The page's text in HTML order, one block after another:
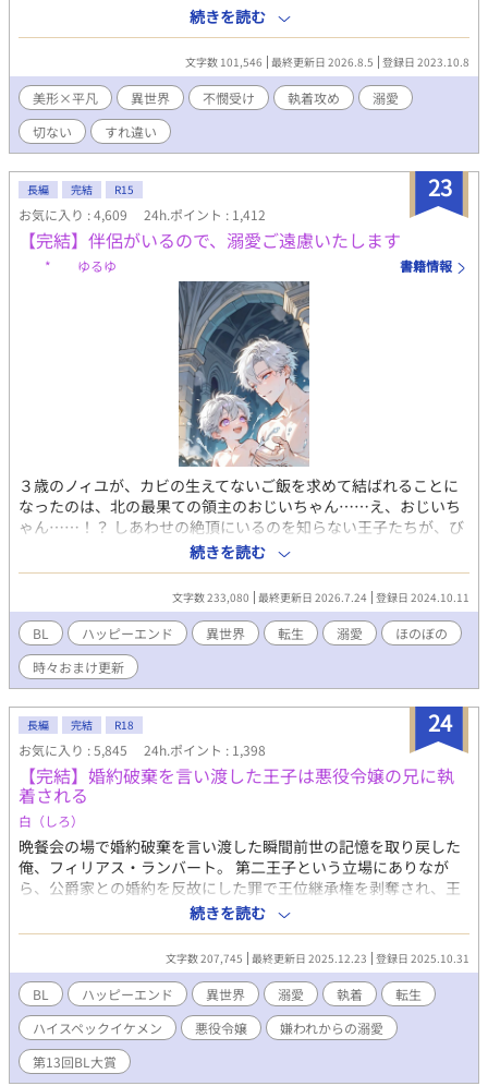
嫁いだウェストリン国では四年間幽閉されていた。ある日クーデ
ターの混乱の中で『忘れられた王子』として再び日の目をみるこ
とに。前国王の側室だった彼は存在を持て余された末、冷徹で無
口な第二王子バージルの妃として再婚を命じられる。そんなバー
ジルが、なぜかカシュアに不器用な優しさを向けるのは、かつて
妖精物語に恋した少年だったから。傷だらけの再婚から始まる二
人の行く末は……。
続きを読む
文字数 101,546 最終更新日 2026.8.5 登録日 2023.10.8
美形×平凡 異世界 不憫受け 執着攻め
溺愛
切ない
すれ違い
23
長編 完結 R15
お気に入り : 4,609 24h.ポイント : 1,412
【完結】伴侶がいるので、溺愛ご遠慮いたします
* ゆるゆ 書籍情報
３歳のノィユが、カビの生えてないご飯を求めて結ばれることに
なったのは、北の最果ての領主のおじいちゃん……え、おじいち
ゃん……！？ しあわせの絶頂にいるのを知らない王子たちが、び
っくりして憐れんで溺愛してくれそうなのですが、結構です！ め
ちゃくちゃかっこよくて可愛い伴侶がいますので！ 本編完結済。
おまけのお話を時々更新したりしています。 皆さまの応援のおか
げで『もふもふ獣人に転生したら、最愛の推しに溺愛されていま
す』書籍化、心から、ありがとうございます！ ふたりの動画をつ
くりました！ もしよかったら、プロフのwebサイトからどうぞで
す！ 表紙や動画にはAIを使っていますが、小説にはAIを使ってお
りません
続きを読む
文字数 233,080 最終更新日 2026.7.24 登録日 2024.10.11
BL ハッピーエンド 異世界 転生 溺愛
ほのぼの
時々おまけ更新
24
長編 完結 R18
お気に入り : 5,845 24h.ポイント : 1,398
【完結】婚約破棄を言い渡した王子は悪役令嬢の兄に執
着される
白（しろ）
晩餐会の場で婚約破棄を言い渡した瞬間前世の記憶を取り戻した
俺、フィリアス・ランバート。 第二王子という立場にありなが
ら、公爵家との婚約を反故にした罪で王位継承権を剥奪され、王
族の籍からも抜かれてしまった。 以前の俺なら怒り狂って暴れた
だろうが、前世である「畑中陽一」の記憶のおかげで、全てのこ
とをきちんと受け止められるようになった。 そして王都にいるこ
とすら許されなくなった俺は、悪役令嬢の兄であるリュシアン・
フォークナーが治める領地で監視されることとなった。 「あなた
はなにもしなくていいのです」 リュシアンにはそう言われたが、
前世日本人の血が働かざるもの食うべからずと訴えてくる……！
そんなこんなで仕事を見つけ出したフィリアスの今までとは違う
様子に、周囲はもちろんリュシアンも驚く。 心を入れ替えたフィ
続きを読む
文字数 207,745 最終更新日 2025.12.23 登録日 2025.10.31
BL ハッピーエンド 異世界 溺愛 執着
転生
ハイスペックイケメン
悪役令嬢
嫌われからの溺愛
第13回BL大賞